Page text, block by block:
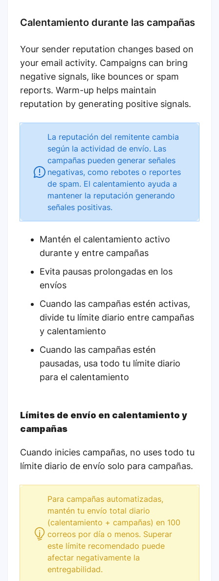
Calentamiento durante las campañas
Your sender reputation changes based on
your email activity. Campaigns can bring
negative signals, like bounces or spam
reports. Warm-up helps maintain
reputation by generating positive signals.
La reputación del remitente cambia
según la actividad de envío. Las
campañas pueden generar señales
negativas, como rebotes o reportes
de spam. El calentamiento ayuda a
mantener la reputación generando
señales positivas.
Mantén el calentamiento activo
durante y entre campañas
Evita pausas prolongadas en los
envíos
Cuando las campañas estén activas,
divide tu límite diario entre campañas
y calentamiento
Cuando las campañas estén
pausadas, usa todo tu límite diario
para el calentamiento
Límites de envío en calentamiento y
campañas
Cuando inicies campañas, no uses todo tu
límite diario de envío solo para campañas.
Para campañas automatizadas,
mantén tu envío total diario
(calentamiento + campañas) en 100
correos por día o menos. Superar
este límite recomendado puede
afectar negativamente la
entregabilidad.